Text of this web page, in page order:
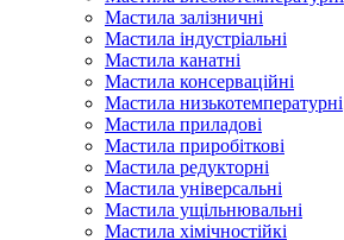
Мастила залізничні
Мастила індустріальні
Мастила канатні
Мастила консерваційні
Мастила низькотемпературні
Мастила приладові
Мастила приробіткові
Мастила редукторні
Мастила універсальні
Мастила ущільнювальні
Мастила хімічностійкі